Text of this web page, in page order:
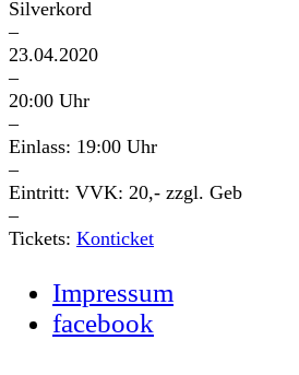
Silverkord
–
23.04.2020
–
20:00 Uhr
–
Einlass: 19:00 Uhr
–
Eintritt: VVK: 20,- zzgl. Geb
–
Tickets: Konticket
Impressum
facebook